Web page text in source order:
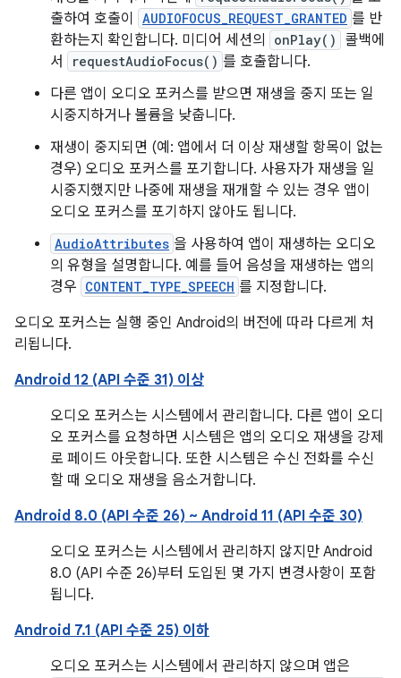
출하여 호출이
AUDIOFOCUS_REQUEST_GRANTED 를 반
환하는지 확인합니다. 미디어 세션의
onPlay()
콜백에
서
requestAudioFocus() 를 호출합니다.
다른 앱이 오디오 포커스를 받으면 재생을 중지 또는 일
시중지하거나 볼륨을 낮춥니다.
재생이 중지되면 (예: 앱에서 더 이상 재생할 항목이 없는
경우) 오디오 포커스를 포기합니다. 사용자가 재생을 일
시중지했지만 나중에 재생을 재개할 수 있는 경우 앱이
오디오 포커스를 포기하지 않아도 됩니다.
AudioAttributes 을 사용하여 앱이 재생하는 오디오
의 유형을 설명합니다. 예를 들어 음성을 재생하는 앱의
경우 CONTENT_TYPE_SPEECH 를 지정합니다.
오디오 포커스는 실행 중인 Android의 버전에 따라 다르게 처
리됩니다.
Android 12 (API 수준 31) 이상
오디오 포커스는 시스템에서 관리합니다. 다른 앱이 오디
오 포커스를 요청하면 시스템은 앱의 오디오 재생을 강제
로 페이드 아웃합니다. 또한 시스템은 수신 전화를 수신
할 때 오디오 재생을 음소거합니다.
Android 8.0 (API 수준 26) ~ Android 11 (API 수준 30)
오디오 포커스는 시스템에서 관리하지 않지만 Android
8.0 (API 수준 26)부터 도입된 몇 가지 변경사항이 포함
됩니다.
Android 7.1 (API 수준 25) 이하
오디오 포커스는 시스템에서 관리하지 않으며 앱은